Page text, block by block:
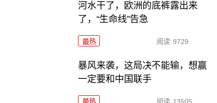
河水干了，欧洲的底裤露出来
了，“生命线”告急
最热 阅读 9729
暴风来袭，这局决不能输，想赢
一定要和中国联手